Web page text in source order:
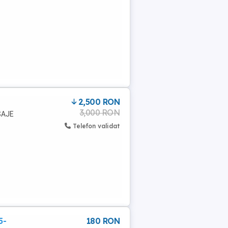
2,500 RON
3,000 RON
Telefon validat
180 RON